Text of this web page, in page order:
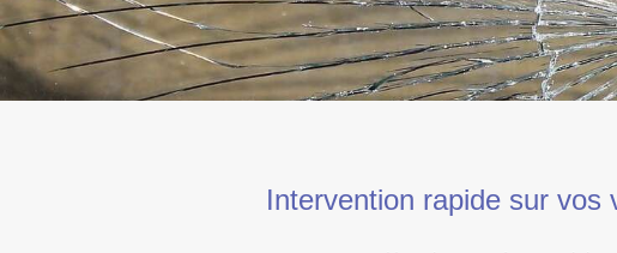
Intervention rapide sur vos